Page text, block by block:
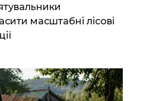
масштабні лісові